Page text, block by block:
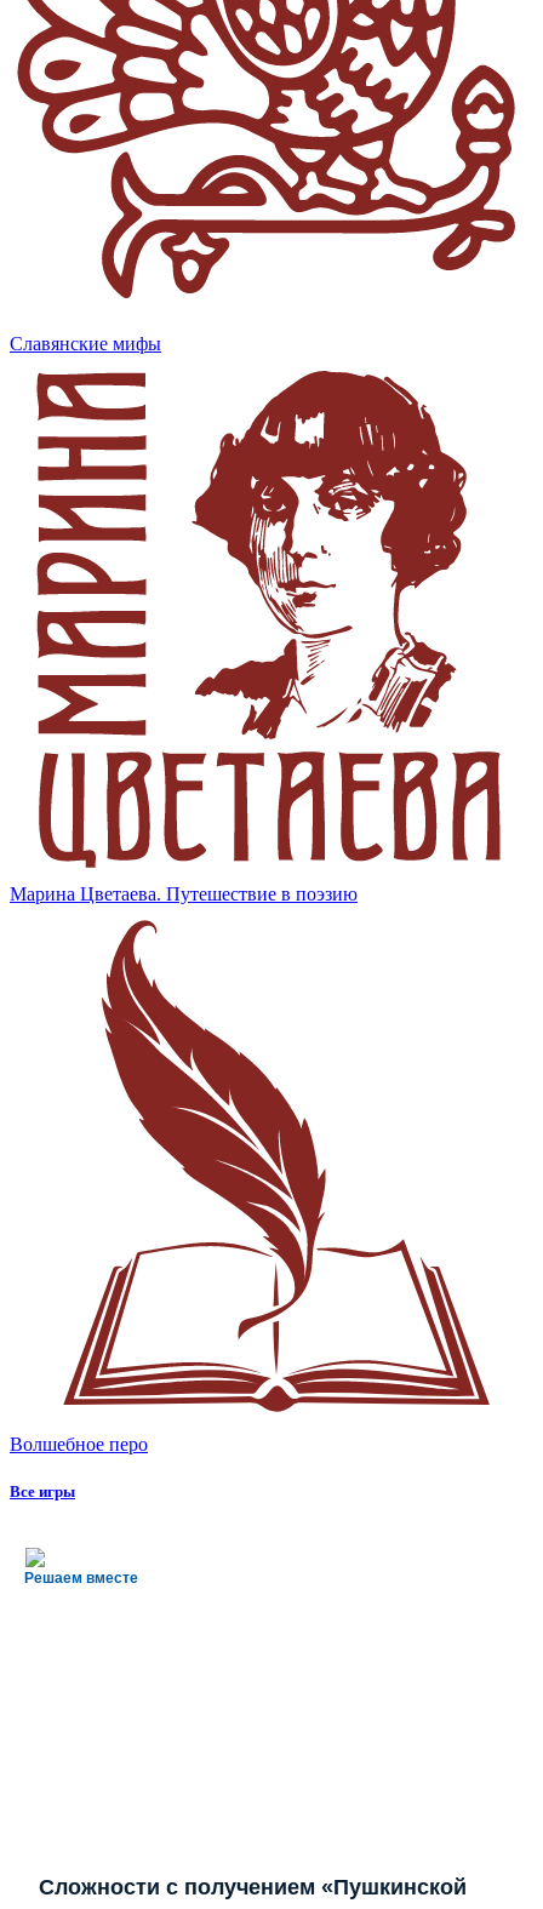
Славянские мифы
Марина Цветаева. Путешествие в поэзию
Волшебное перо
Все игры
Решаем вместе
Сложности с получением «Пушкинской